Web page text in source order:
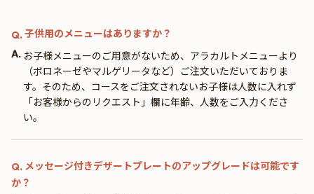
Q.子供用のメニューはありますか？
A. お子様メニューのご用意がないため、アラカルトメニューより
（ボロネーゼやマルゲリータなど）ご注文いただいておりま
す。そのため、コースをご注文されないお子様は人数に入れず
「お客様からのリクエスト」欄に年齢、人数をご入力くださ
い。
Q. メッセージ付きデザートプレートのアップグレードは可能です
か？